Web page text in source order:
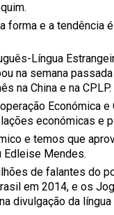
forma e a tendência
Língua
na semana
na China e na CPLP.
Económica e
económicas e
e temos que
Edleise Mendes.
de falantes do
em 2014, e os
divulgação da língua